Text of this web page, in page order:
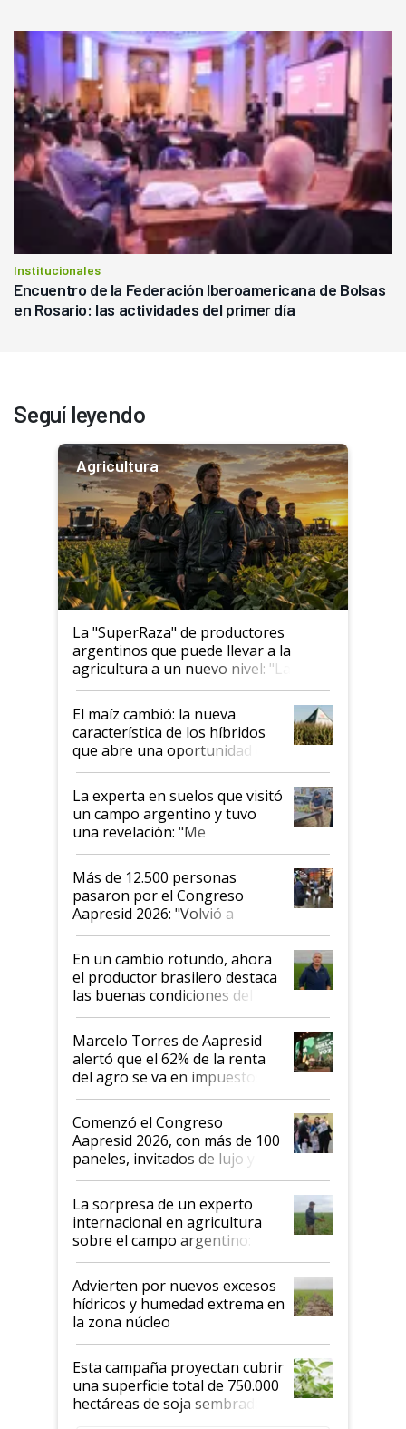
Institucionales
Encuentro de la Federación Iberoamericana de Bolsas
en Rosario: las actividades del primer día
Seguí leyendo
Agricultura
La "SuperRaza" de productores
argentinos que puede llevar a la
agricultura a un nuevo nivel: "Las
posibilidades de crecimiento son
infinitas"
El maíz cambió: la nueva
característica de los híbridos
que abre una oportunidad en
el lote
La experta en suelos que visitó
un campo argentino y tuvo
una revelación: "Me
impresionó mucho"
Más de 12.500 personas
pasaron por el Congreso
Aapresid 2026: "Volvió a
demostrar que hablar del
suelo es hablar de todo el
sistema productivo"
En un cambio rotundo, ahora
el productor brasilero destaca
las buenas condiciones del
agro argentino para invertir:
"Los veo más motivados"
Marcelo Torres de Aapresid
alertó que el 62% de la renta
del agro se va en impuestos:
"No es bueno que en
Argentina se sigan discutiendo
las mismas cosas de hace 50
años"
Comenzó el Congreso
Aapresid 2026, con más de 100
paneles, invitados de lujo y
todas las tendencias
La sorpresa de un experto
internacional en agricultura
sobre el campo argentino:
"Estoy muy impresionado"
Advierten por nuevos excesos
hídricos y humedad extrema en
la zona núcleo
Esta campaña proyectan cubrir
una superficie total de 750.000
hectáreas de soja sembradas